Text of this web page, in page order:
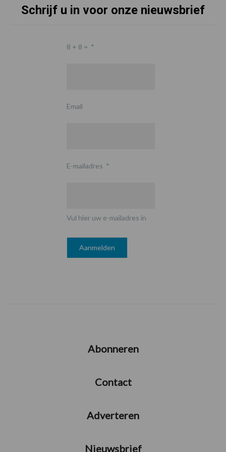
Schrijf u in voor onze nieuwsbrief
8 + 8 = *
Email
E-mailadres *
Vul hier uw e-mailadres in
Abonneren
Contact
Adverteren
Nieuwsbrief